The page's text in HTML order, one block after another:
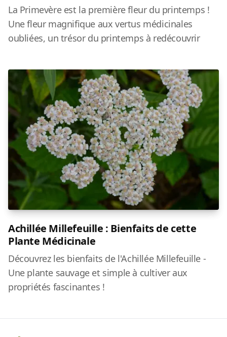
La Primevère est la première fleur du printemps !
Une fleur magnifique aux vertus médicinales
oubliées, un trésor du printemps à redécouvrir
Achillée Millefeuille : Bienfaits de cette
Plante Médicinale
Découvrez les bienfaits de l'Achillée Millefeuille -
Une plante sauvage et simple à cultiver aux
propriétés fascinantes !